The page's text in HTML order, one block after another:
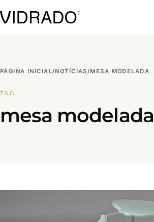
PÁGINA INICIAL/NOTÍCIAS/MESA MODELADA
TAG
mesa modelada